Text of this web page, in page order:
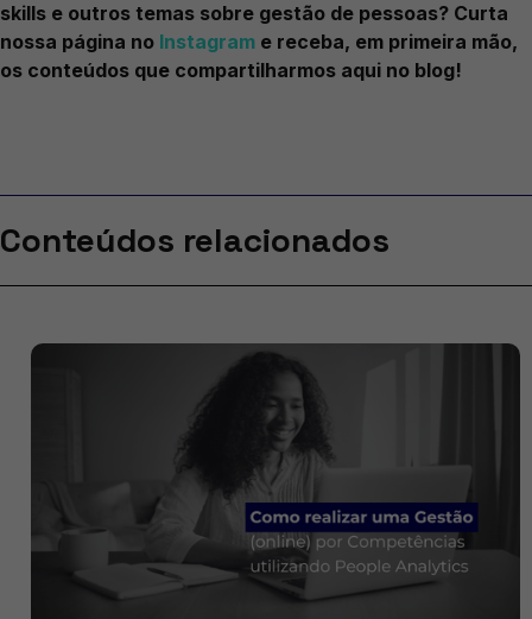
skills e outros temas sobre gestão de pessoas? Curta
nossa página no Instagram e receba, em primeira mão,
os conteúdos que compartilharmos aqui no blog!
Conteúdos relacionados